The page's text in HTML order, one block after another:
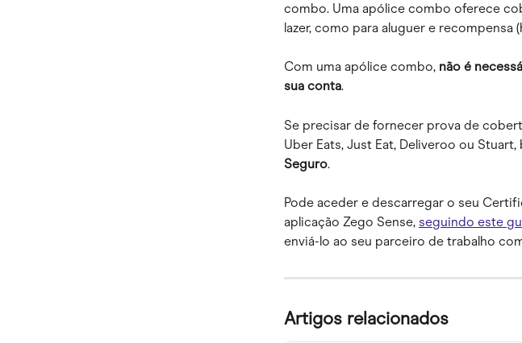
combo. Uma apólice combo oferece
lazer, como para aluguer e recompensa
Com uma apólice combo, não é
sua conta.
Se precisar de fornecer prova de
Uber Eats, Just Eat, Deliveroo ou Stuart,
Seguro.
Pode aceder e descarregar o seu
aplicação Zego Sense, seguindo este
enviá-lo ao seu parceiro de trabalho
Artigos relacionados